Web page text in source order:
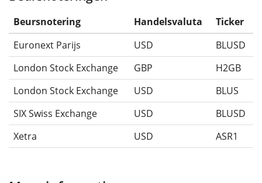
Beursnotering Handelsvaluta
Ticker
Euronext Parijs
USD
BLUSD
London Stock Exchange
GBP
H2GB
London Stock Exchange
USD
BLUS
SIX Swiss Exchange
USD
BLUSD
Xetra
USD ASR1